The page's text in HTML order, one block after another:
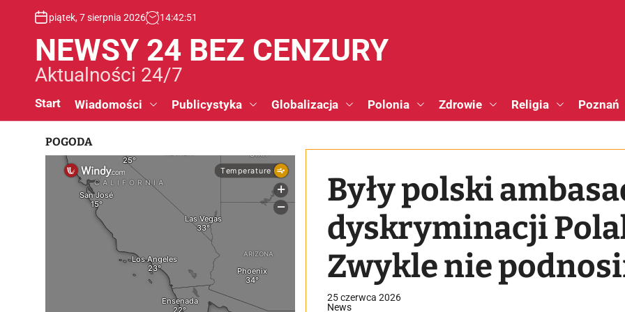
piątek, 7 sierpnia 2026 14:42:52
NEWSY 24 BEZ CENZURY
Aktualności 24/7
Start Wiadomości Publicystyka Globalizacja Polonia Zdrowie Religia Poznań
Były polski
dyskryminacji
Zwykle nie
25 czerwca 2026
News
POGODA